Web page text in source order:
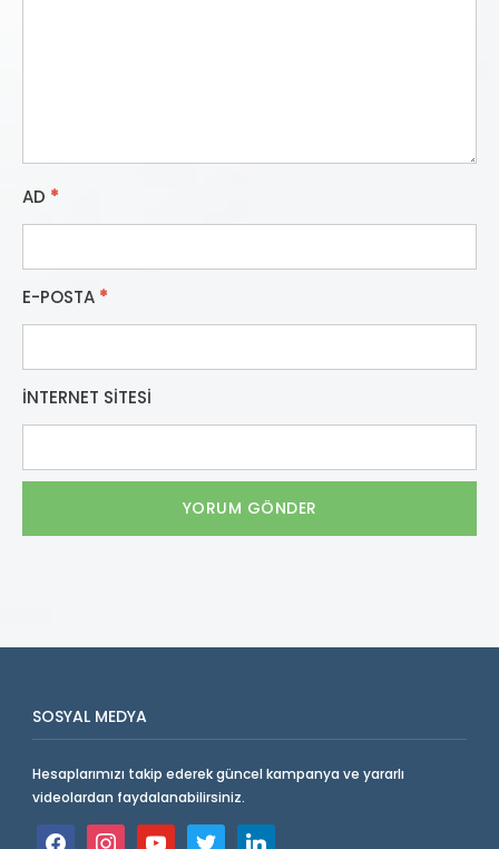
AD *
E-POSTA *
İNTERNET SITESI
SOSYAL MEDYA
Hesaplarımızı takip ederek güncel kampanya ve yararlı
videolardan faydalanabilirsiniz.
facebookinstagramyoutube twitter linkedin